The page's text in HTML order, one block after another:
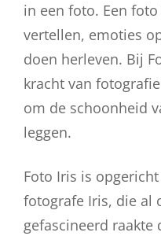
in een foto. Een
vertellen, emoties
doen herleven. Bij
kracht van
om de schoonheid
leggen.
Foto Iris is
fotografe Iris, die al
gefascineerd raakte